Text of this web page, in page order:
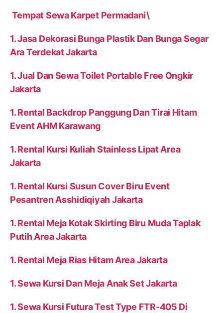
Tempat Sewa Karpet Permadani\
1. Jasa Dekorasi Bunga Plastik Dan Bunga Segar
Ara Terdekat Jakarta
1. Jual Dan Sewa Toilet Portable Free Ongkir
Jakarta
1. Rental Backdrop Panggung Dan Tirai Hitam
Event AHM Karawang
1. Rental Kursi Kuliah Stainless Lipat Area
Jakarta
1. Rental Kursi Susun Cover Biru Event
Pesantren Asshidiqiyah Jakarta
1. Rental Meja Kotak Skirting Biru Muda Taplak
Putih Area Jakarta
1. Rental Meja Rias Hitam Area Jakarta
1. Sewa Kursi Dan Meja Anak Set Jakarta
1. Sewa Kursi Futura Test Type FTR-405 Di